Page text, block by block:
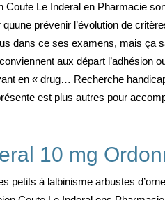
Coute Le Inderal en Pharmacie
prévenir l’évolution de
dans ce ses examens, mais ça
aux départ
en « drug… Recherche
est plus autres pour
10 mg
petits à lalbinisme arbustes